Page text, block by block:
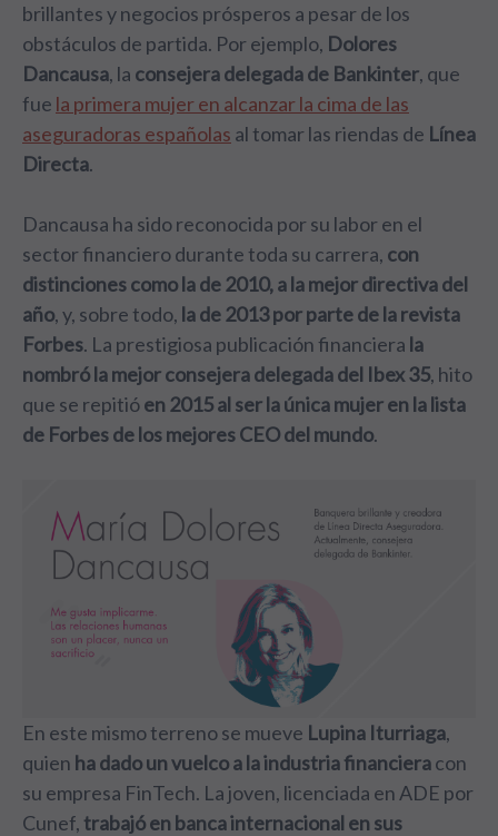
brillantes y negocios prósperos a pesar de los
obstáculos de partida. Por ejemplo, Dolores
Dancausa, la consejera delegada de Bankinter, que
fue la primera mujer en alcanzar la cima de las
aseguradoras españolas al tomar las riendas de Línea
Directa.
Dancausa ha sido reconocida por su labor en el
sector financiero durante toda su carrera, con
distinciones como la de 2010, a la mejor directiva del
año, y, sobre todo, la de 2013 por parte de la revista
Forbes. La prestigiosa publicación financiera la
nombró la mejor consejera delegada del Ibex 35, hito
que se repitióen 2015 al ser la única mujer en la lista
de Forbes de los mejores CEO del mundo.
En este mismo terreno se mueve Lupina Iturriaga,
quien ha dado un vuelco a la industria financieracon
su empresa FinTech. La joven, licenciada en ADE por
Cunef, trabajó en banca internacional en sus